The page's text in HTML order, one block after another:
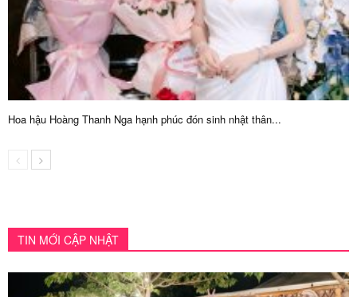
Hoa hậu Hoàng Thanh Nga hạnh phúc đón sinh nhật thân...
TIN MỚI CẬP NHẬT